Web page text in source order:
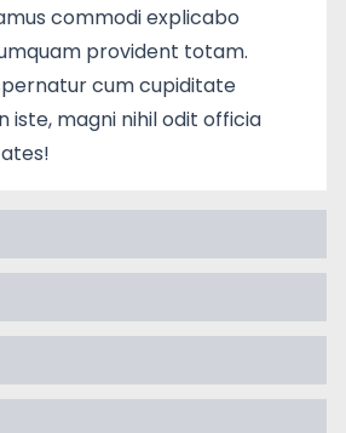
commodi explicabo
provident totam.
cum cupiditate
iste, magni nihil odit officia